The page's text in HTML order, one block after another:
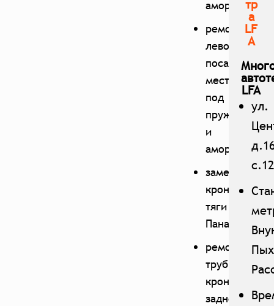
амортизатор;
ремонт
левого
посадочного
места
под
пружину
и
амортизатор;
замена
кронштейна
тяги
Панара;
ремонт
трубы
кронштейна
задней
тр
а
LF
A
LFA
ул.
с.12